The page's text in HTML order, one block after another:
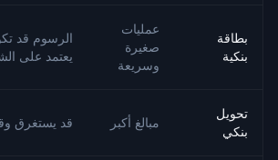
بطاقة
بنكية
عمليات
صغيرة
وسريعة
الرسوم قد
يعتمد على
تحويل
بنكي
مبالغ أكبر قد يستغرق